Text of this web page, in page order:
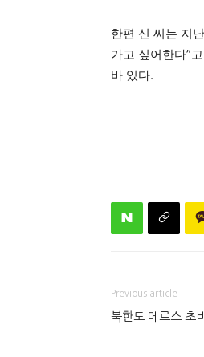
한편 신 씨는 지
가고 싶어한다”
바 있다.
Previous article
북한도 메르스 초